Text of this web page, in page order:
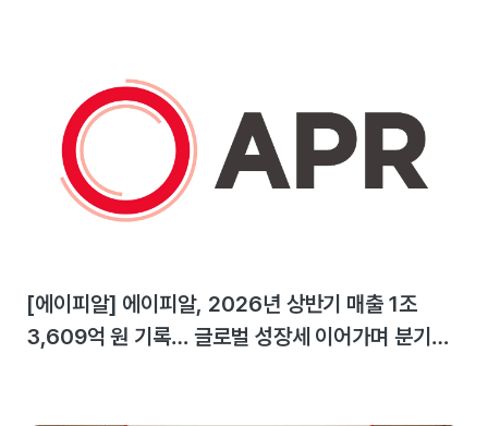
[에이피알] 에이피알, 2026년 상반기 매출 1조
3,609억 원 기록… 글로벌 성장세 이어가며 분기